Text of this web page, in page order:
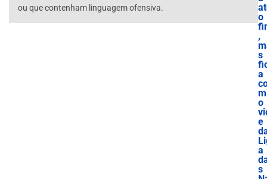
ou que contenham linguagem ofensiva.
o
,
s
a
m
o
e
a
s